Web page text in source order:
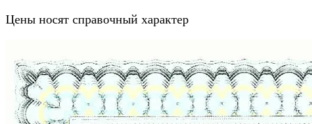
Цены носят справочный характер